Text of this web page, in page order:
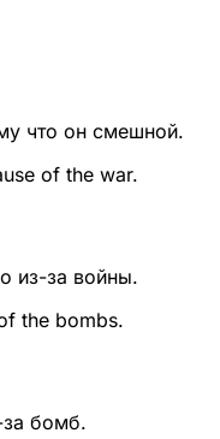
что он смешной.
of the war.
из-за войны.
the bombs.
за бомб.